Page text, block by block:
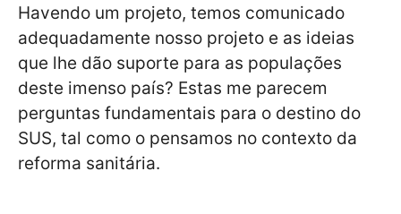
Havendo um projeto, temos comunicado
adequadamente nosso projeto e as ideias
que lhe dão suporte para as populações
deste imenso país? Estas me parecem
perguntas fundamentais para o destino do
SUS, tal como o pensamos no contexto da
reforma sanitária.